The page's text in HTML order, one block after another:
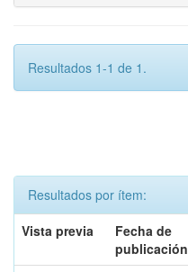
Resultados 1-1 de 1.
Resultados por ítem:
Vista previa
Fecha de
publicación